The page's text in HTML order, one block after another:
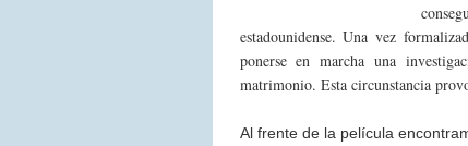
estadounidense. Una vez
ponerse en marcha una
matrimonio. Esta circunstancia
Al frente de la película